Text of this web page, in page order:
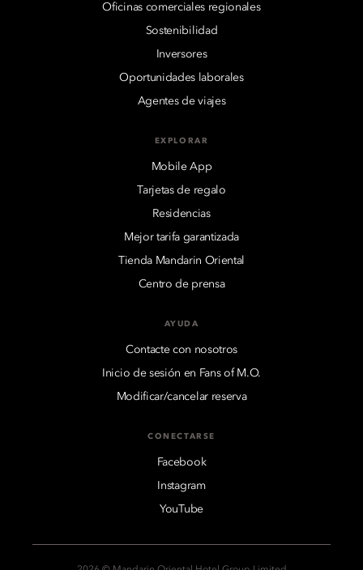
Oficinas comerciales regionales
Sostenibilidad
Inversores
Oportunidades laborales
Agentes de viajes
EXPLORAR
Mobile App
Tarjetas de regalo
Residencias
Mejor tarifa garantizada
Tienda Mandarin Oriental
Centro de prensa
AYUDA
Contacte con nosotros
Inicio de sesión en Fans of M.O.
Modificar/cancelar reserva
CONECTARSE
Facebook
Instagram
YouTube